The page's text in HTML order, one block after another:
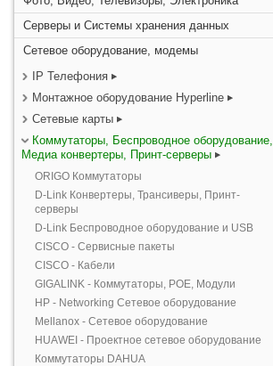
Серверы и Системы хранения данных
Сетевое оборудование, модемы
IP Телефония
Монтажное оборудование Hyperline
Сетевые карты
Коммутаторы, Беспроводное оборудование,
Медиа конвертеры, Принт-серверы
ORIGO Коммутаторы
D-Link Конвертеры, Трансиверы, Принт-
серверы
D-Link Беспроводное оборудование и USB
CISCO - Сервисные пакеты
CISCO - Кабели
GIGALINK - Коммутаторы, POE, Модули
HP - Networking Сетевое оборудование
Mellanox - Сетевое оборудование
HUAWEI - Проектное сетевое оборудование
Коммутаторы DAHUA